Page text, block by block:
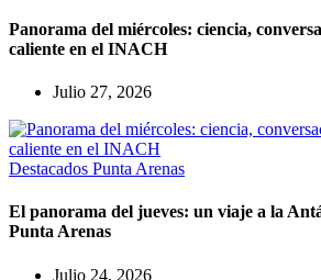
Panorama del miércoles: ciencia,
caliente en el INACH
Julio 27, 2026
Destacados Punta Arenas
El panorama del jueves: un viaje a la
Punta Arenas
Julio 24, 2026